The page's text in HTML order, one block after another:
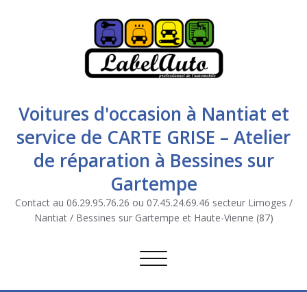
Voitures d'occasion à Nantiat et
service de CARTE GRISE – Atelier
de réparation à Bessines sur
Gartempe
Contact au 06.29.95.76.26 ou 07.45.24.69.46 secteur Limoges /
Nantiat / Bessines sur Gartempe et Haute-Vienne (87)
Afficher/masquer la navigation